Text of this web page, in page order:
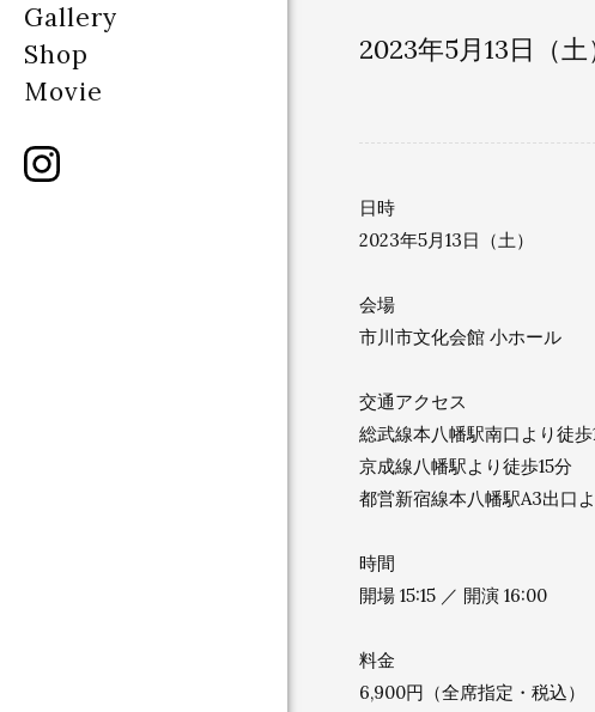
Gallery
Shop
Movie
2023年5月13日（土
日時
2023年5月13日（土）
会場
市川市文化会館 小ホール
交通アクセス
総武線本八幡駅南口より徒歩
京成線八幡駅より徒歩15分
都営新宿線本八幡駅A3出口
時間
開場 15:15 ／ 開演 16:00
料金
6,900円（全席指定・税込）